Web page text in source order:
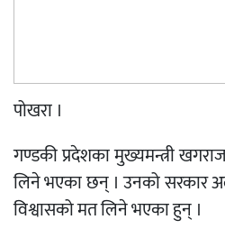
पोखरा ।
गण्डकी प्रदेशका मुख्यमन्त्री
लिने भएका छन् । उनको सरकार
विश्वासको मत लिने भएका हुन् ।